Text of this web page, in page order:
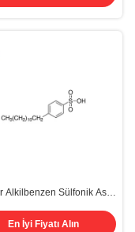
Alkilbenzen Sülfonik Asit
En İyi Fiyatı Alın